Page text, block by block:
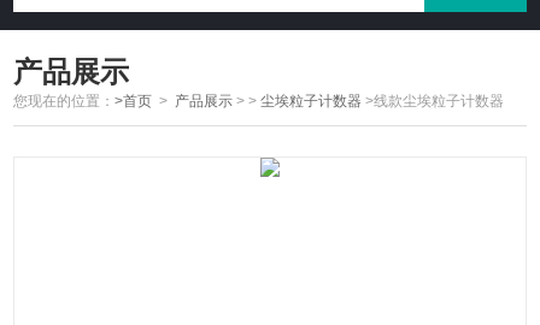
产品展示
您现在的位置：>首页 > 产品展示 > >尘埃粒子计数器 >线款尘埃粒子计数器